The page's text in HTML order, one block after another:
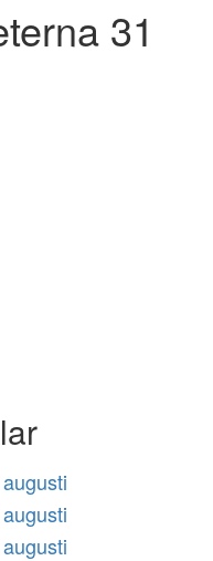
31